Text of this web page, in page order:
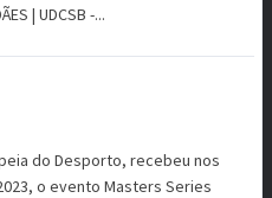
| UDCSB -...
do Desporto, recebeu nos
o evento Masters Series